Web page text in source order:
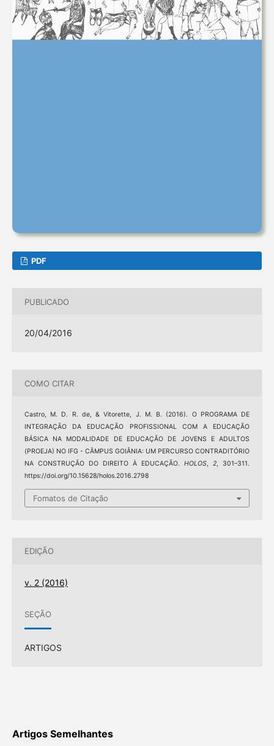
PDF
PUBLICADO
20/04/2016
COMO CITAR
Castro, M. D. R. de, & Vitorette, J. M. B. (2016). O PROGRAMA DE
INTEGRAÇÃO DA EDUCAÇÃO PROFISSIONAL COM A EDUCAÇÃO
BÁSICA NA MODALIDADE DE EDUCAÇÃO DE JOVENS E ADULTOS
(PROEJA) NO IFG - CÂMPUS GOIÂNIA: UM PERCURSO CONTRADITÓRIO
NA CONSTRUÇÃO DO DIREITO À EDUCAÇÃO.HOLOS,2, 301–311.
https://doi.org/10.15628/holos.2016.2798
Fomatos de Citação
EDIÇÃO
v. 2 (2016)
SEÇÃO
ARTIGOS
Artigos Semelhantes